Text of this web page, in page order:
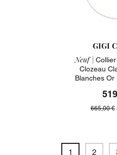
GIGI
Neuf |
Clozeau
Blanches
665,00 €
1 2